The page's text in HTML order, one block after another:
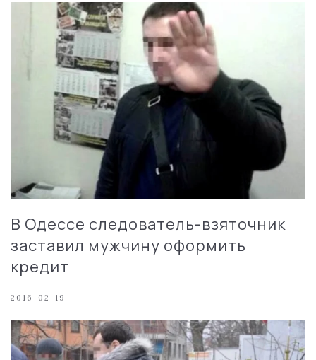
В Одессе следователь-взяточник
заставил мужчину оформить
кредит
2016-02-19